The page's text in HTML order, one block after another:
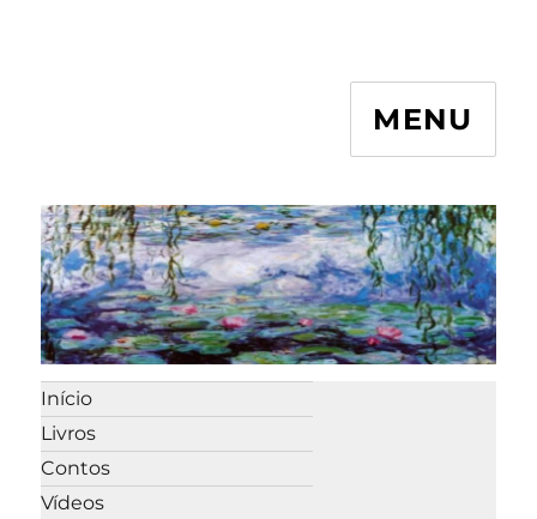
MENU
Início
Livros
Contos
Vídeos